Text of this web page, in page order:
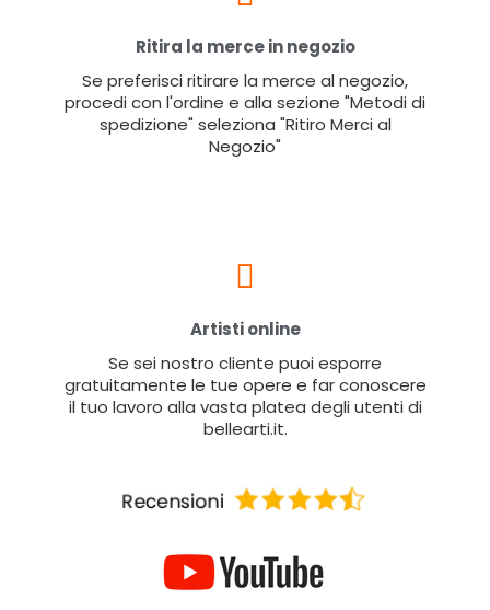
Ritira la merce in negozio
Se preferisci ritirare la merce al negozio,
procedi con l'ordine e alla sezione "Metodi di
spedizione" seleziona "Ritiro Merci al
Negozio"
Artisti online
Se sei nostro cliente puoi esporre
gratuitamente le tue opere e far conoscere
il tuo lavoro alla vasta platea degli utenti di
bellearti.it.